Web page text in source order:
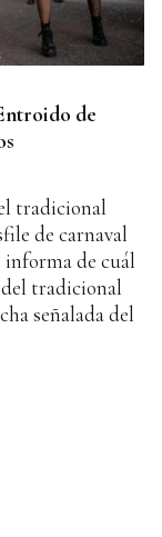
de
tradicional
de carnaval
informa de cuál
tradicional
señalada del